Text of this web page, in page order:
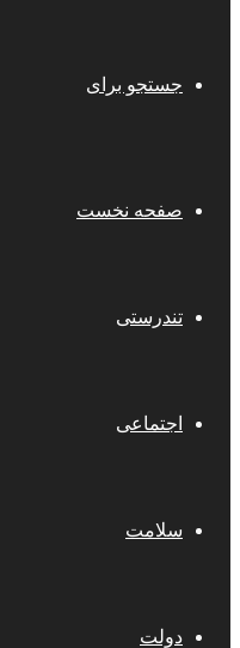
جستجو برای
صفحه نخست
تندرستی
اجتماعی
سلامت
دولت